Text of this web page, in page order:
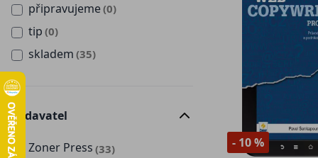
připravujeme(0)
tip (0)
skladem (35)
Vydavatel
Zoner Press (33) - 10 %